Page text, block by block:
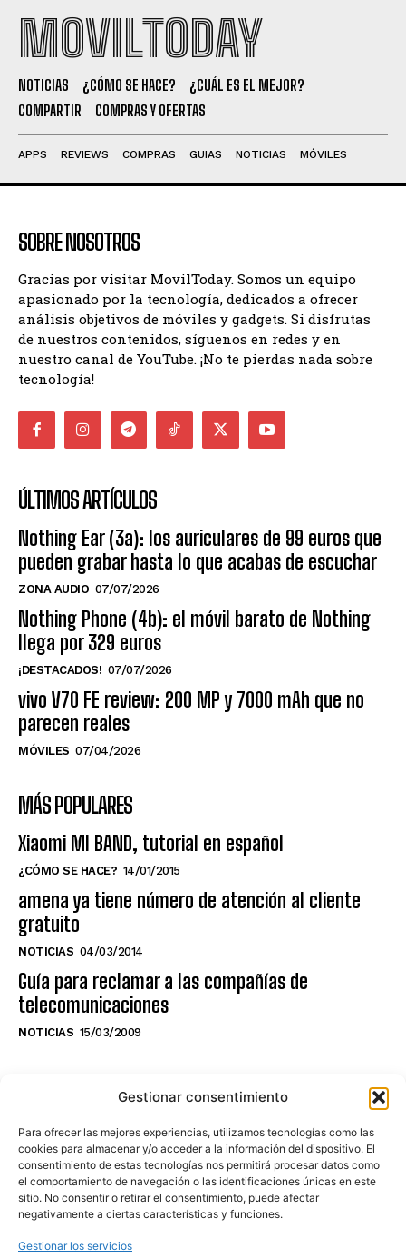
Gestionar consentimiento
Para ofrecer las mejores experiencias, utilizamos tecnologías como las
cookies para almacenar y/o acceder a la información del dispositivo. El
consentimiento de estas tecnologías nos permitirá procesar datos como
el comportamiento de navegación o las identificaciones únicas en este
sitio. No consentir o retirar el consentimiento, puede afectar
negativamente a ciertas características y funciones.
Gestionar los servicios
MOVILTODAY
NOTICIAS ¿CÓMO SE HACE?
¿CUÁL ES EL MEJOR?
COMPARTIR
COMPRAS Y OFERTAS
APPS REVIEWS COMPRAS GUIAS NOTICIAS MÓVILES
SOBRE NOSOTROS
Gracias por visitar MovilToday. Somos un equipo
apasionado por la tecnología, dedicados a ofrecer
análisis objetivos de móviles y gadgets. Si disfrutas
de nuestros contenidos, síguenos en redes y en
nuestro canal de YouTube. ¡No te pierdas nada sobre
tecnología!
ÚLTIMOS ARTÍCULOS
Nothing Ear (3a): los auriculares de 99 euros que
pueden grabar hasta lo que acabas de escuchar
ZONA AUDIO 07/07/2026
Nothing Phone (4b): el móvil barato de Nothing
llega por 329 euros
¡DESTACADOS! 07/07/2026
vivo V70 FE review: 200 MP y 7000 mAh que no
parecen reales
MÓVILES 07/04/2026
MÁS POPULARES
Xiaomi MI BAND, tutorial en español
¿CÓMO SE HACE? 14/01/2015
amena ya tiene número de atención al cliente
gratuito
NOTICIAS 04/03/2014
Guía para reclamar a las compañías de
telecomunicaciones
NOTICIAS 15/03/2009
NO TE PIERDAS LO ÚLTIMO DEL CANAL
Haz clic en «Estoy de acuerdo» para
activar Youtube
POLÍTICA DE COOKIES